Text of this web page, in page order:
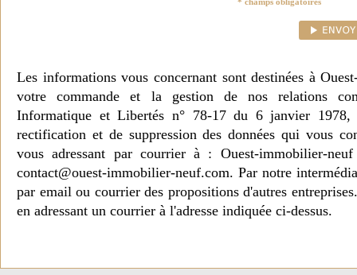
Les informations vous concernant sont destinées à
votre commande et la gestion de nos relations
Informatique et Libertés n° 78-17 du 6 janvier 1978,
rectification et de suppression des données qui vous
vous adressant par courrier à : Ouest-immobilier-
contact@ouest-immobilier-neuf.com. Par notre
par email ou courrier des propositions d'autres
en adressant un courrier à l'adresse indiquée ci-dessus.